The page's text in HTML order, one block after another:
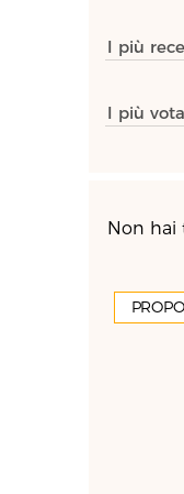
I più
I più
Non hai